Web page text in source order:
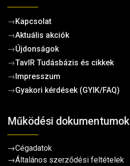
→Kapcsolat
→Aktuális akciók
→Újdonságok
→TavIR Tudásbázis és cikkek
→Impresszum
→Gyakori kérdések (GYIK/FAQ)
Működési dokumentumok
→Cégadatok
→Általános szerződési feltételek